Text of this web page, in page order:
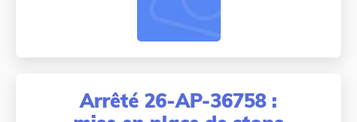
Arrêté 26-AP-36758 :